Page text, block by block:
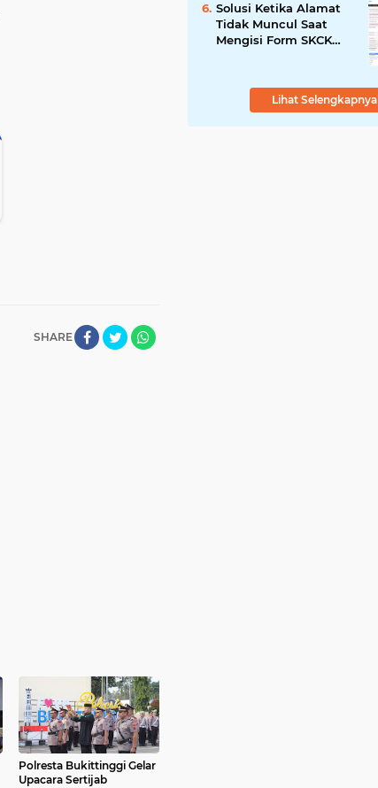
SHARE
Polresta Bukittinggi Gelar
Upacara Sertijab
Solusi Ketika Alamat
Tidak Muncul Saat
Mengisi Form SKCK
Lihat Selengkapnya